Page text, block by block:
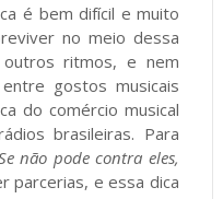
é bem difícil e muito
no meio dessa
ritmos, e nem
gostos musicais
do comércio musical
brasileiras. Para
não pode contra eles,
parcerias, e essa dica